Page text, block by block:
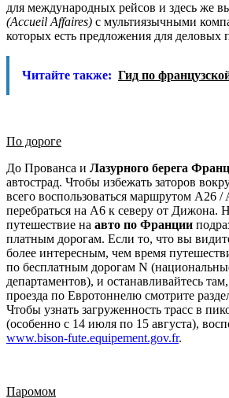
для международных рейсов и здесь же
(Accueil Affaires) с мультиязычными
которых есть предложения для деловых
Читайте также: Гид по
По дороге
До Прованса и Лазурного берега
автострад. Чтобы избежать заторов
всего воспользоваться маршрутом A26 /
перебраться на A6 к северу от Дижона.
путешествие на авто по Франции
платным дорогам. Если то, что вы
более интересным, чем время
по бесплатным дорогам N
департаментов), и останавливайтесь
проезда по Евротоннелю смотрите
Чтобы узнать загруженность трасс в
(особенно с 14 июля по 15 августа),
www.bison-fute.equipement.gov.fr.
Паромом